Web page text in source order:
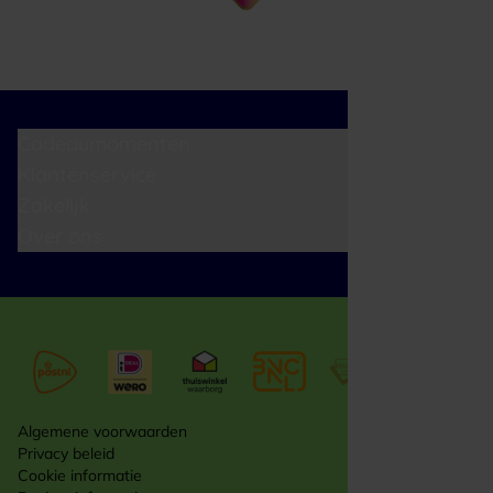
Algemene voorwaarden
Privacy beleid
Cookie informatie